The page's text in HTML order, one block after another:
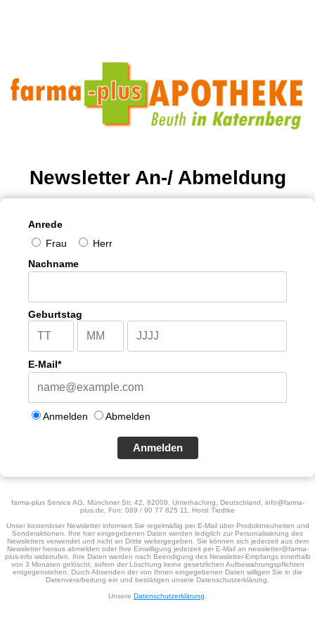
Newsletter An-/ Abmeldung
Anrede
Frau
Herr
Nachname
Geburtstag
E-Mail*
Anmelden Abmelden
Anmelden
farma-plus Service AG, Münchner Str. 42, 82008, Unterhaching, Deutschland, info@farma-
plus.de, Fon: 089 / 90 77 825 11, Horst Tiedtke
Unser kostenloser Newsletter informiert Sie regelmäßig per E-Mail über Produktneuheiten und
Sonderaktionen. Ihre hier eingegebenen Daten werden lediglich zur Personalisierung des
Newsletters verwendet und nicht an Dritte weitergegeben. Sie können sich jederzeit aus dem
Newsletter heraus abmelden oder Ihre Einwilligung jederzeit per E-Mail an newsletter@farma-
plus-info widerrufen. Ihre Daten werden nach Beendigung des Newsletter-Empfangs innerhalb
von 3 Monaten gelöscht, sofern der Löschung keine gesetzlichen Aufbewahrungspflichten
entgegenstehen. Durch Absenden der von Ihnen eingegebenen Daten willigen Sie in die
Datenverarbeitung ein und bestätigen unsere Datenschutzerklärung.
Unsere Datenschutzerklärung